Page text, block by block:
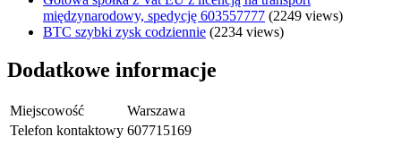
międzynarodowy, spedycję 603557777 (2249 views)
BTC szybki zysk codziennie (2234 views)
Dodatkowe informacje
Miejscowość
Warszawa
Telefon kontaktowy 607715169